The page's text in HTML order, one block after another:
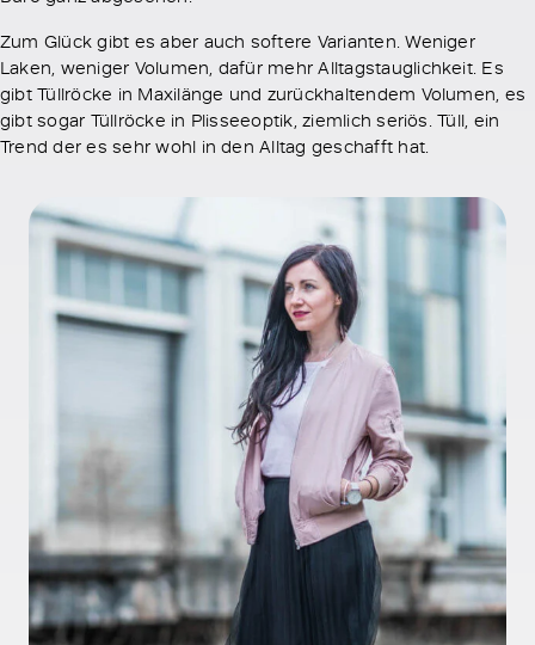
Zum Glück gibt es aber auch softere Varianten. Weniger
Laken, weniger Volumen, dafür mehr Alltagstauglichkeit. Es
gibt Tüllröcke in Maxilänge und zurückhaltendem Volumen, es
gibt sogar Tüllröcke in Plisseeoptik, ziemlich seriös. Tüll, ein
Trend der es sehr wohl in den Alltag geschafft hat.